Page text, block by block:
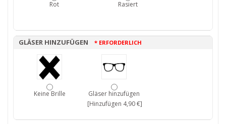
Rot Rasiert
GLÄSER HINZUFÜGEN * ERFORDERLICH
Keine Brille
Gläser hinzufügen
[Hinzufügen 4,90 €]